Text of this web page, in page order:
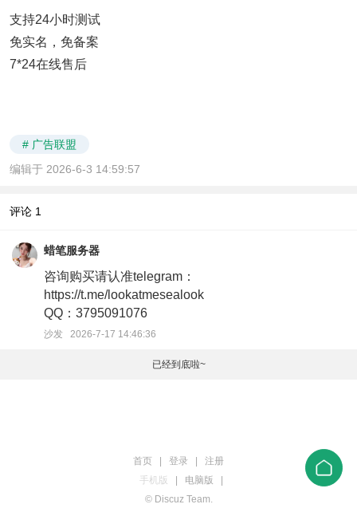
支持24小时测试
免实名，免备案
7*24在线售后
# 广告联盟
编辑于 2026-6-3 14:59:57
评论 1
蜡笔服务器
咨询购买请认准telegram：
https://t.me/lookatmesealook
QQ：3795091076
沙发 2026-7-17 14:46:36
已经到底啦~
首页 登录
注册
手机版
电脑版
© Discuz Team.